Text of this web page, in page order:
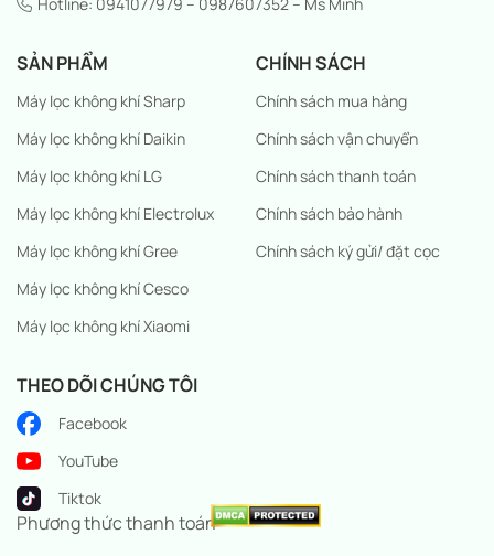
SẢN PHẨM
Máy lọc không khí Sharp
Máy lọc không khí Daikin
Máy lọc không khí LG
Máy lọc không khí Electrolux
Máy lọc không khí Gree
Máy lọc không khí Cesco
Máy lọc không khí Xiaomi
CHÍNH SÁCH
Chính sách mua hàng
Chính sách vận chuyển
Chính sách thanh toán
Chính sách bảo hành
Chính sách ký gửi/ đặt cọc
THEO DÕI CHÚNG TÔI
Facebook
YouTube
Tiktok
Phương thức thanh toán